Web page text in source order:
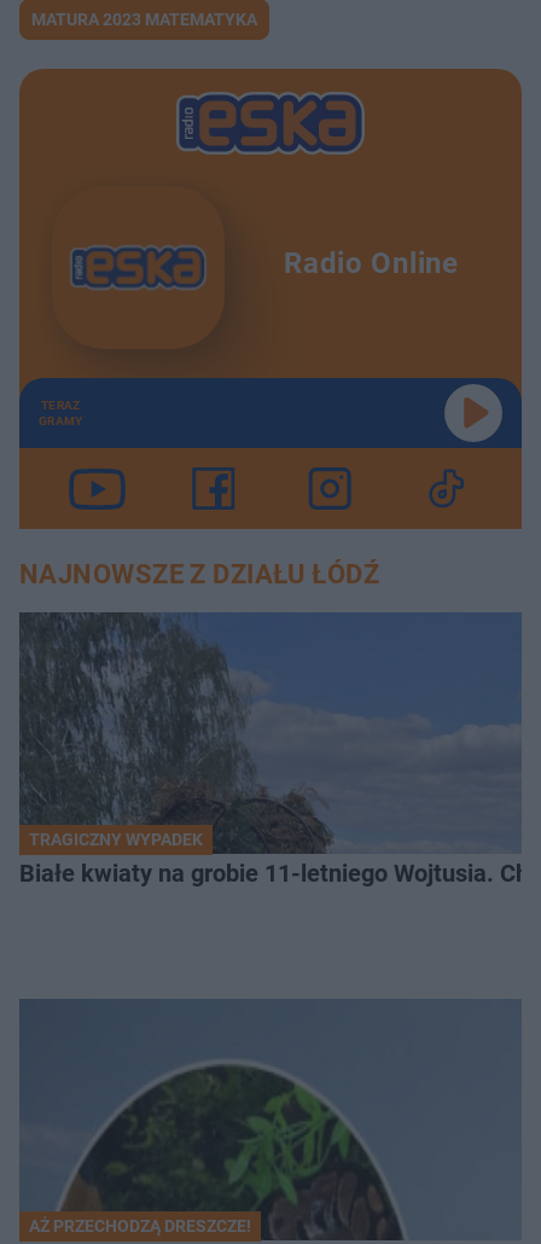
MATURA 2023 MATEMATYKA
Radio Online
TERAZ
GRAMY
NAJNOWSZE Z DZIAŁU ŁÓDŹ
TRAGICZNY WYPADEK
Białe kwiaty na grobie 11-letniego Wojtusia.
AŻ PRZECHODZĄ DRESZCZE!